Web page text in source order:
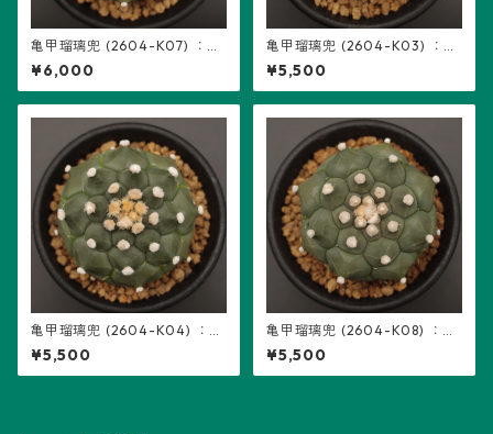
亀甲瑠璃兜 (2604-K07) ：ア
ストロフィツム属 ※実生
¥6,000
亀甲瑠璃兜 (2604-K03) ：ア
ストロフィツム属 ※実生
¥5,500
亀甲瑠璃兜 (2604-K04) ：ア
ストロフィツム属 ※実生
¥5,500
亀甲瑠璃兜 (2604-K08) ：ア
ストロフィツム属 ※実生
¥5,500